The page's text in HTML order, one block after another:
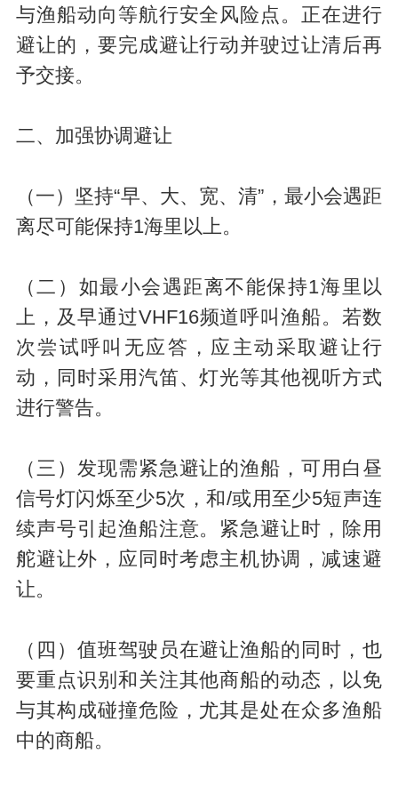
与渔船动向等航行安全风险点。正在进行
避让的，要完成避让行动并驶过让清后再
予交接。
二、加强协调避让
（一）坚持“早、大、宽、清”，最小会遇距
离尽可能保持1海里以上。
（二）如最小会遇距离不能保持1海里以
上，及早通过VHF16频道呼叫渔船。若数
次尝试呼叫无应答，应主动采取避让行
动，同时采用汽笛、灯光等其他视听方式
进行警告。
（三）发现需紧急避让的渔船，可用白昼
信号灯闪烁至少5次，和/或用至少5短声连
续声号引起渔船注意。紧急避让时，除用
舵避让外，应同时考虑主机协调，减速避
让。
（四）值班驾驶员在避让渔船的同时，也
要重点识别和关注其他商船的动态，以免
与其构成碰撞危险，尤其是处在众多渔船
中的商船。